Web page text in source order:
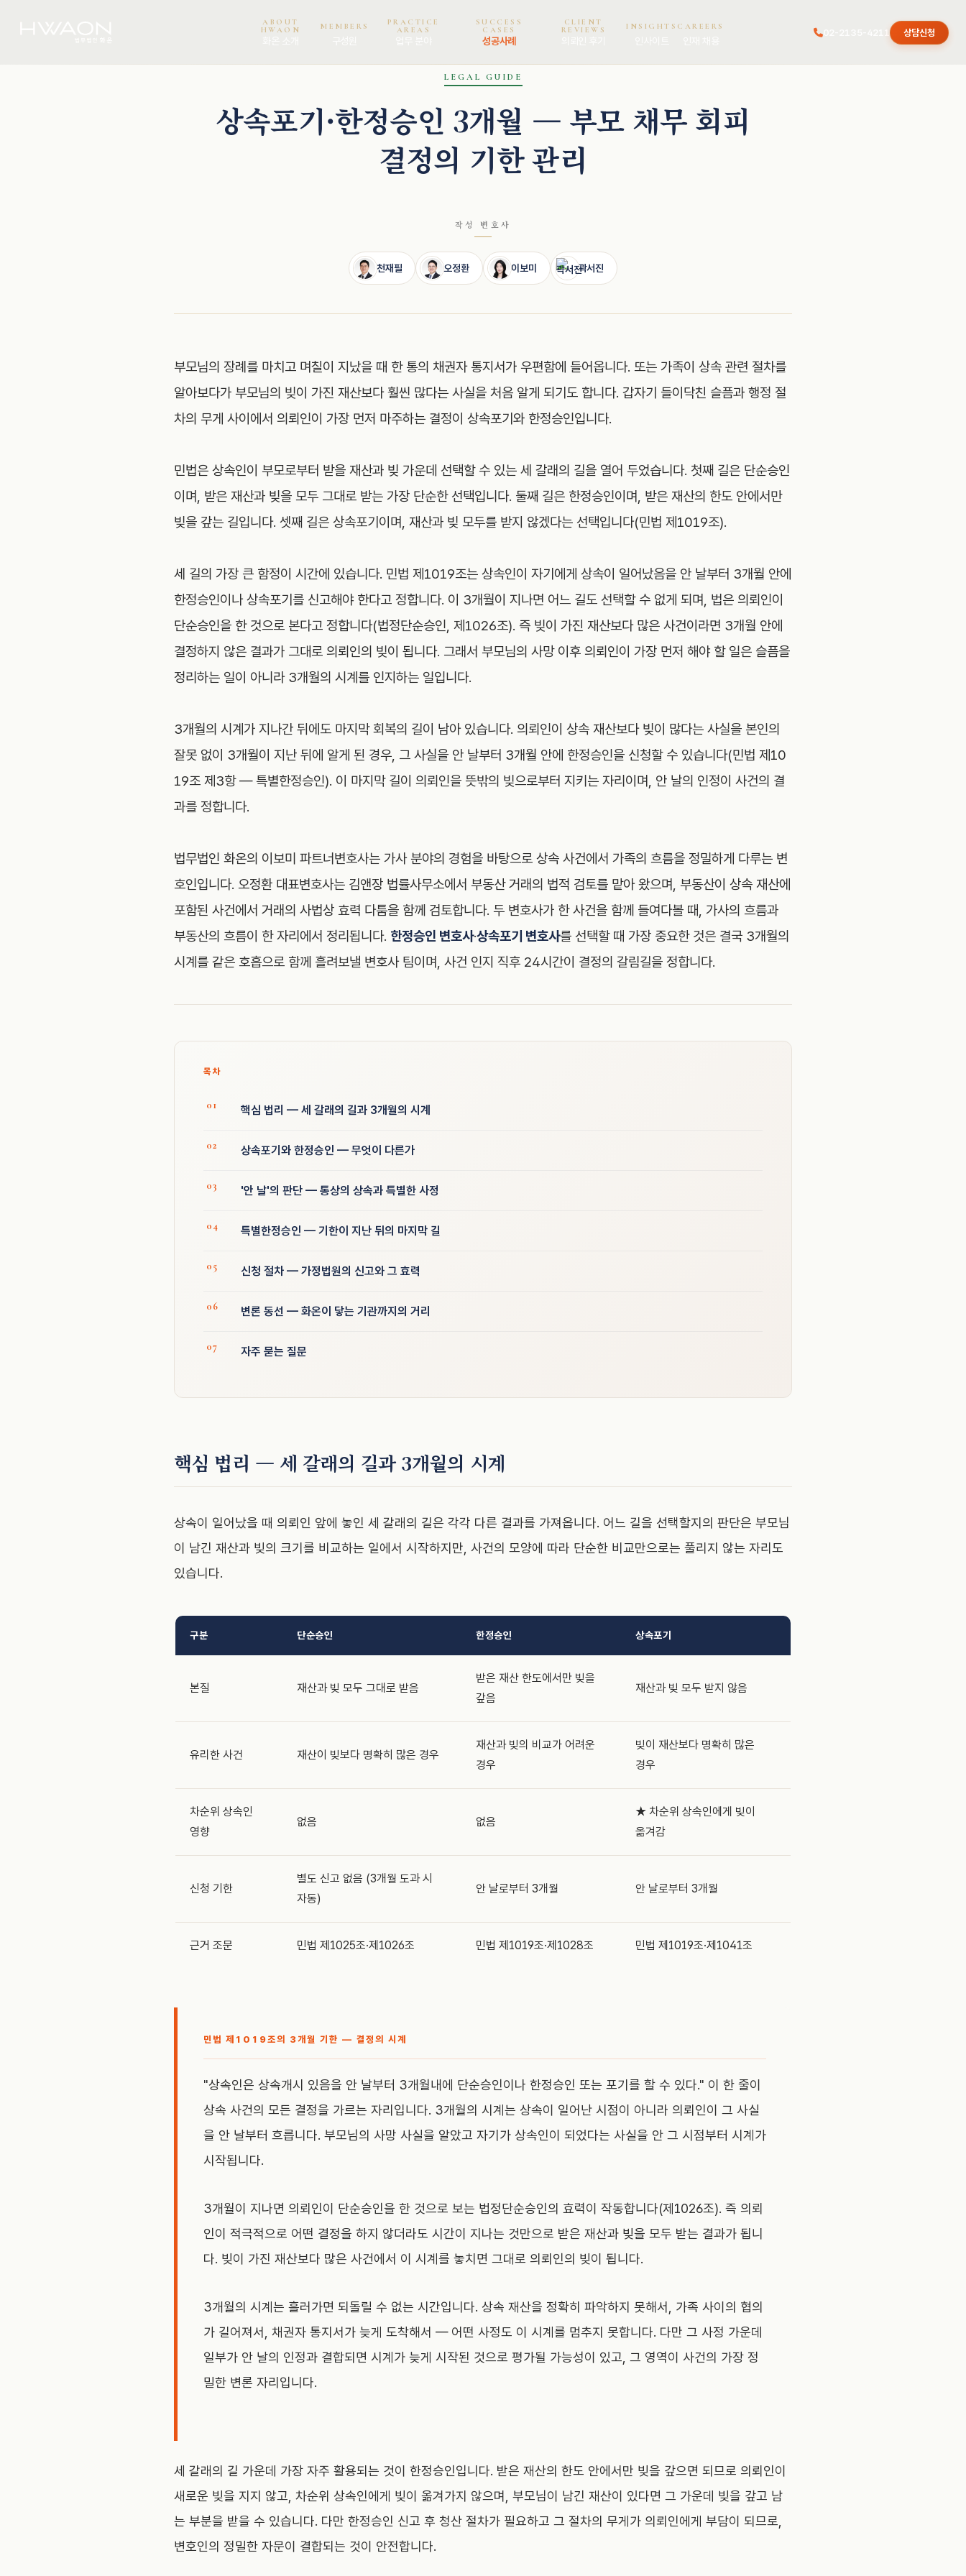
ABOUT
HWAON
MEMBERS
PRACTICE
AREAS
SUCCESS
CASES
성공사례
CLIENT
REVIEWS
INSIGHTS CAREERS
02-2135-4211 상담신청
LEGAL GUIDE
상속포기·한정승인 3개월 — 부모 채무 회피
결정의 기한 관리
작성 변호사
천재필 오정환 이보미 곽서진
부모님의 장례를 마치고 며칠이 지났을 때 한 통의 채권자 통지서가 우편함에 들어옵니다. 또는 가족이 상속 관련 절차를
알아보다가 부모님의 빚이 가진 재산보다 훨씬 많다는 사실을 처음 알게 되기도 합니다. 갑자기 들이닥친 슬픔과 행정 절
차의 무게 사이에서 의뢰인이 가장 먼저 마주하는 결정이 상속포기와 한정승인입니다.
민법은 상속인이 부모로부터 받을 재산과 빚 가운데 선택할 수 있는 세 갈래의 길을 열어 두었습니다. 첫째 길은 단순승인
이며, 받은 재산과 빚을 모두 그대로 받는 가장 단순한 선택입니다. 둘째 길은 한정승인이며, 받은 재산의 한도 안에서만
빚을 갚는 길입니다. 셋째 길은 상속포기이며, 재산과 빚 모두를 받지 않겠다는 선택입니다(민법 제1019조).
세 길의 가장 큰 함정이 시간에 있습니다. 민법 제1019조는 상속인이 자기에게 상속이 일어났음을 안 날부터 3개월 안에
한정승인이나 상속포기를 신고해야 한다고 정합니다. 이 3개월이 지나면 어느 길도 선택할 수 없게 되며, 법은 의뢰인이
단순승인을 한 것으로 본다고 정합니다(법정단순승인, 제1026조). 즉 빚이 가진 재산보다 많은 사건이라면 3개월 안에
결정하지 않은 결과가 그대로 의뢰인의 빚이 됩니다. 그래서 부모님의 사망 이후 의뢰인이 가장 먼저 해야 할 일은 슬픔을
정리하는 일이 아니라 3개월의 시계를 인지하는 일입니다.
3개월의 시계가 지나간 뒤에도 마지막 회복의 길이 남아 있습니다. 의뢰인이 상속 재산보다 빚이 많다는 사실을 본인의
잘못 없이 3개월이 지난 뒤에 알게 된 경우, 그 사실을 안 날부터 3개월 안에 한정승인을 신청할 수 있습니다(민법 제10
19조 제3항 — 특별한정승인). 이 마지막 길이 의뢰인을 뜻밖의 빚으로부터 지키는 자리이며, 안 날의 인정이 사건의 결
과를 정합니다.
법무법인 화온의 이보미 파트너변호사는 가사 분야의 경험을 바탕으로 상속 사건에서 가족의 흐름을 정밀하게 다루는 변
호인입니다. 오정환 대표변호사는 김앤장 법률사무소에서 부동산 거래의 법적 검토를 맡아 왔으며, 부동산이 상속 재산에
포함된 사건에서 거래의 사법상 효력 다툼을 함께 검토합니다. 두 변호사가 한 사건을 함께 들여다볼 때, 가사의 흐름과
부동산의 흐름이 한 자리에서 정리됩니다. 한정승인 변호사·상속포기 변호사를 선택할 때 가장 중요한 것은 결국 3개월의
시계를 같은 호흡으로 함께 흘려보낼 변호사 팀이며, 사건 인지 직후 24시간이 결정의 갈림길을 정합니다.
목차
핵심 법리 — 세 갈래의 길과 3개월의 시계
상속포기와 한정승인 — 무엇이 다른가
'안 날'의 판단 — 통상의 상속과 특별한 사정
특별한정승인 — 기한이 지난 뒤의 마지막 길
신청 절차 — 가정법원의 신고와 그 효력
변론 동선 — 화온이 닿는 기관까지의 거리
자주 묻는 질문
핵심 법리 — 세 갈래의 길과 3개월의 시계
상속이 일어났을 때 의뢰인 앞에 놓인 세 갈래의 길은 각각 다른 결과를 가져옵니다. 어느 길을 선택할지의 판단은 부모님
이 남긴 재산과 빚의 크기를 비교하는 일에서 시작하지만, 사건의 모양에 따라 단순한 비교만으로는 풀리지 않는 자리도
있습니다.
구분 단순승인 한정승인 상속포기
본질 재산과 빚 모두 그대로 받음
받은 재산 한도에서만 빚을
갚음
재산과 빚 모두 받지 않음
유리한 사건 재산이 빚보다 명확히 많은 경우
재산과 빚의 비교가 어려운
경우
빚이 재산보다 명확히 많은
경우
차순위 상속인
영향
없음 없음
★ 차순위 상속인에게 빚이
옮겨감
신청 기한
별도 신고 없음 (3개월 도과 시
자동)
안 날로부터 3개월 안 날로부터 3개월
근거 조문 민법 제1025조·제1026조 민법 제1019조·제1028조 민법 제1019조·제1041조
민법 제1019조의 3개월 기한 — 결정의 시계
"상속인은 상속개시 있음을 안 날부터 3개월내에 단순승인이나 한정승인 또는 포기를 할 수 있다." 이 한 줄이
상속 사건의 모든 결정을 가르는 자리입니다. 3개월의 시계는 상속이 일어난 시점이 아니라 의뢰인이 그 사실
을 안 날부터 흐릅니다. 부모님의 사망 사실을 알았고 자기가 상속인이 되었다는 사실을 안 그 시점부터 시계가
시작됩니다.
3개월이 지나면 의뢰인이 단순승인을 한 것으로 보는 법정단순승인의 효력이 작동합니다(제1026조). 즉 의뢰
인이 적극적으로 어떤 결정을 하지 않더라도 시간이 지나는 것만으로 받은 재산과 빚을 모두 받는 결과가 됩니
다. 빚이 가진 재산보다 많은 사건에서 이 시계를 놓치면 그대로 의뢰인의 빚이 됩니다.
3개월의 시계는 흘러가면 되돌릴 수 없는 시간입니다. 상속 재산을 정확히 파악하지 못해서, 가족 사이의 협의
가 길어져서, 채권자 통지서가 늦게 도착해서 — 어떤 사정도 이 시계를 멈추지 못합니다. 다만 그 사정 가운데
일부가 안 날의 인정과 결합되면 시계가 늦게 시작된 것으로 평가될 가능성이 있고, 그 영역이 사건의 가장 정
밀한 변론 자리입니다.
세 갈래의 길 가운데 가장 자주 활용되는 것이 한정승인입니다. 받은 재산의 한도 안에서만 빚을 갚으면 되므로 의뢰인이
새로운 빚을 지지 않고, 차순위 상속인에게 빚이 옮겨가지 않으며, 부모님이 남긴 재산이 있다면 그 가운데 빚을 갚고 남
는 부분을 받을 수 있습니다. 다만 한정승인 신고 후 청산 절차가 필요하고 그 절차의 무게가 의뢰인에게 부담이 되므로,
변호인의 정밀한 자문이 결합되는 것이 안전합니다.